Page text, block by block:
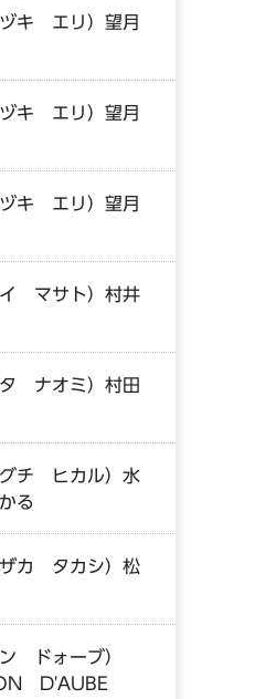
ヅキ エリ）望月
ヅキ エリ）望月
ヅキ エリ）望月
イ マサト）村井
タ ナオミ）村田
グチ ヒカル）水
る
ザカ タカシ）松
ン ドォーブ）
D'AUBE